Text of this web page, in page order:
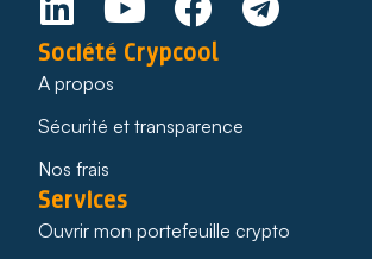
Société Crypcool
A propos
Sécurité et transparence
Nos frais
Services
Ouvrir mon portefeuille crypto